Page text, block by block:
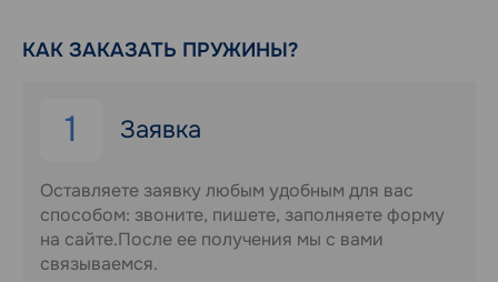
КАК ЗАКАЗАТЬ ПРУЖИНЫ?
1 Заявка
Оставляете заявку любым удобным для вас
способом: звоните, пишете, заполняете форму
на сайте.После ее получения мы с вами
связываемся.